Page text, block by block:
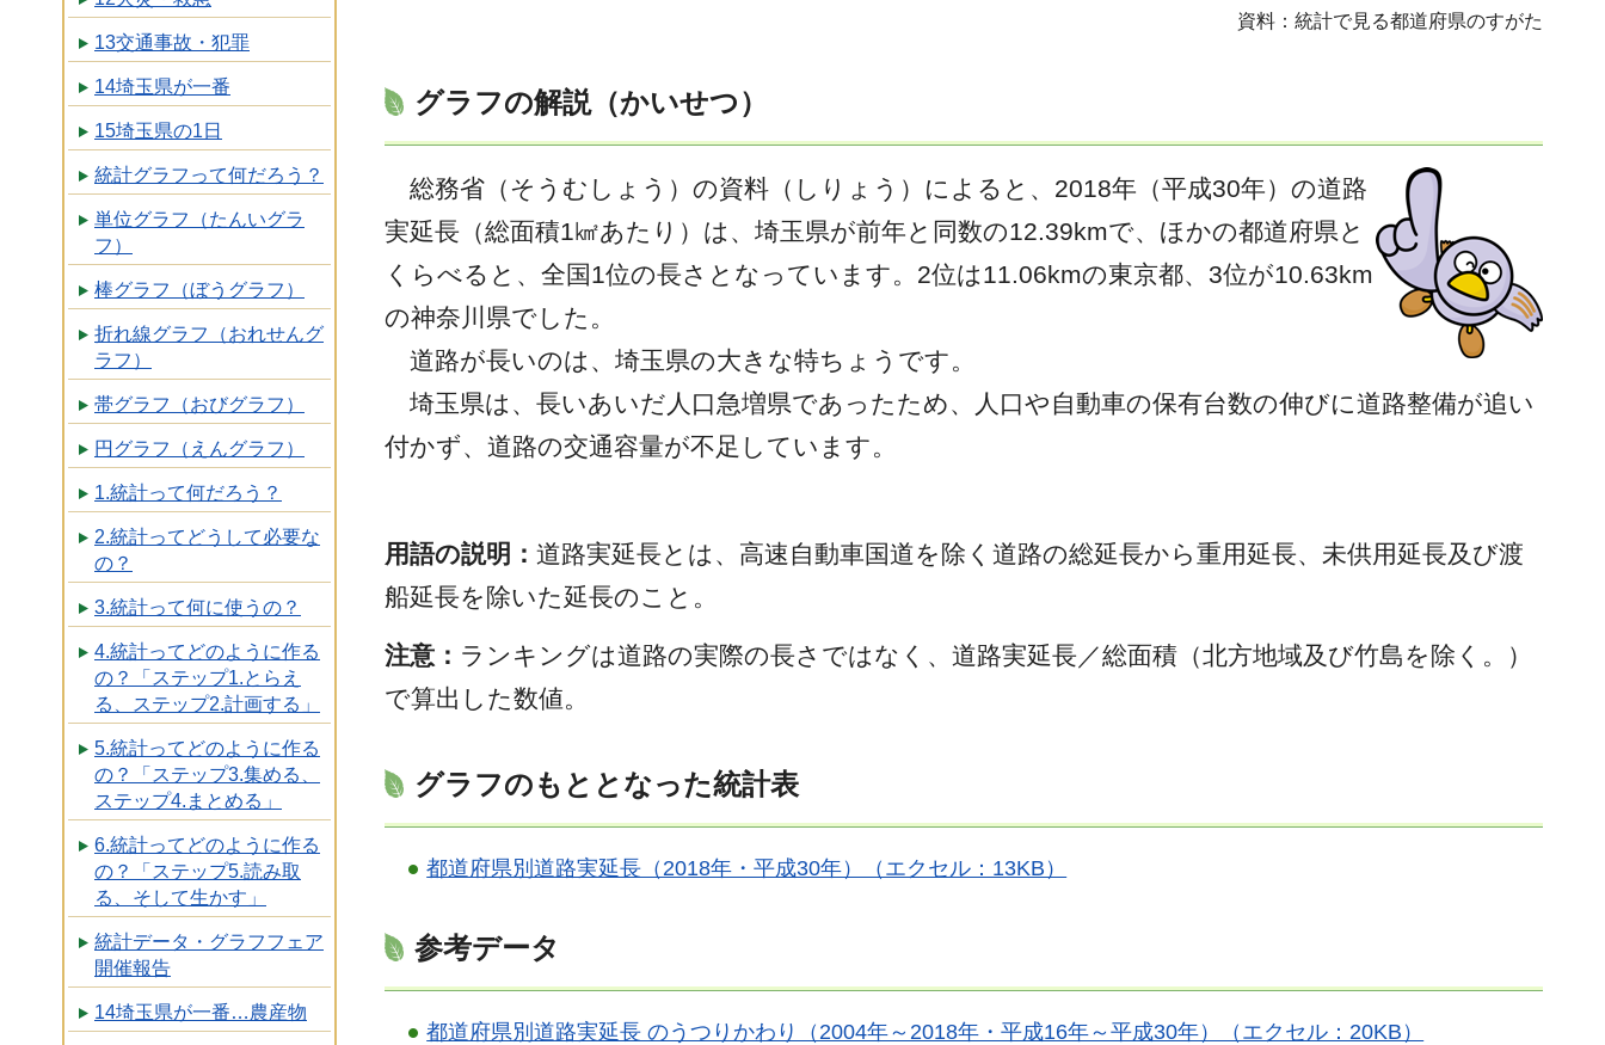
13交通事故・犯罪
14埼玉県が一番
15埼玉県の1日
統計グラフって何だろう？
単位グラフ（たんいグラ
フ）
棒グラフ（ぼうグラフ）
折れ線グラフ（おれせんグ
ラフ）
帯グラフ（おびグラフ）
円グラフ（えんグラフ）
1.統計って何だろう？
2.統計ってどうして必要な
の？
3.統計って何に使うの？
4.統計ってどのように作る
の？「ステップ1.とらえ
る、ステップ2.計画する」
5.統計ってどのように作る
の？「ステップ3.集める、
ステップ4.まとめる」
6.統計ってどのように作る
の？「ステップ5.読み取
る、そして生かす」
統計データ・グラフフェア
開催報告
14埼玉県が一番…農産物
資料：統計で見る都道府県のすがた
グラフの解説（かいせつ）
総務省（そうむしょう）の資料（しりょう）によると、2018年（平成30年）の道路
実延長（総面積1㎢あたり）は、埼玉県が前年と同数の12.39kmで、ほかの都道府県と
くらべると、全国1位の長さとなっています。2位は11.06kmの東京都、3位が10.63km
の神奈川県でした。
道路が長いのは、埼玉県の大きな特ちょうです。
埼玉県は、長いあいだ人口急増県であったため、人口や自動車の保有台数の伸びに道路整備が追い
付かず、道路の交通容量が不足しています。
用語の説明： 道路実延長とは、高速自動車国道を除く道路の総延長から重用延長、未供用延長及び渡
船延長を除いた延長のこと。
注意： ランキングは道路の実際の長さではなく、道路実延長／総面積（北方地域及び竹島を除く。）
で算出した数値。
グラフのもととなった統計表
都道府県別道路実延長（2018年・平成30年）（エクセル：13KB）
参考データ
都道府県別道路実延長 のうつりかわり（2004年～2018年・平成16年～平成30年）（エクセル：20KB）